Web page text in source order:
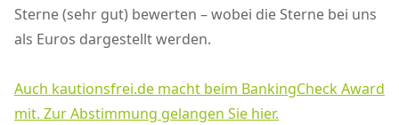
Sterne (sehr gut) bewerten – wobei die Sterne bei uns
als Euros dargestellt werden.
Auch kautionsfrei.de macht beim BankingCheck Award
mit. Zur Abstimmung gelangen Sie hier.